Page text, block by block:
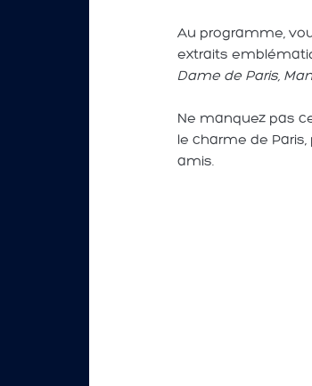
Au programme,
extraits
Dame de Paris,
Ne manquez pas
le charme de
amis.